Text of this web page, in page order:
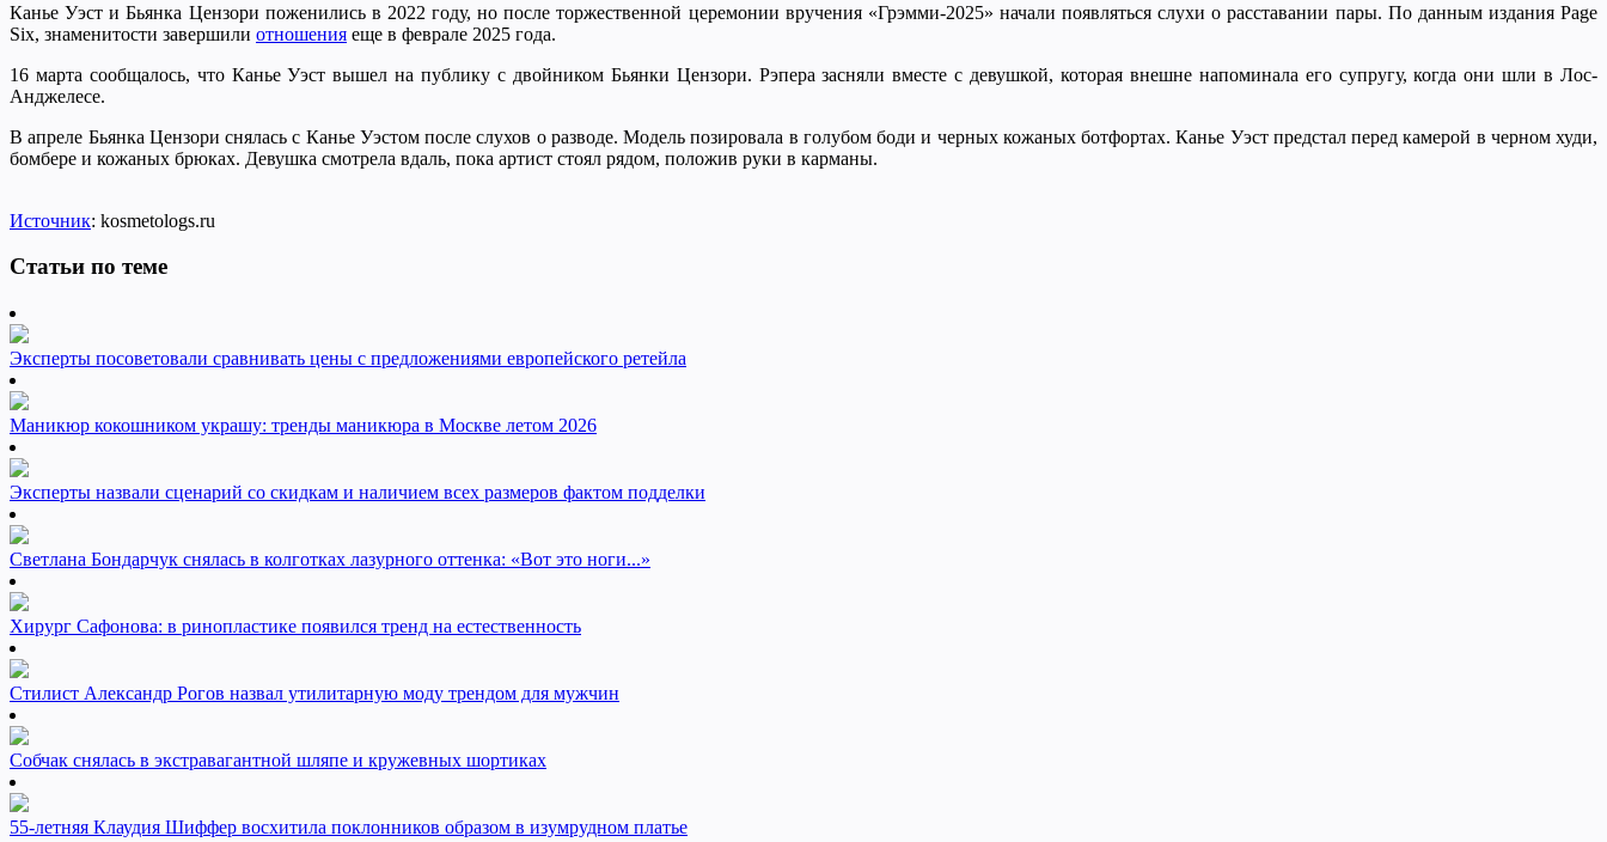
Канье Уэст и Бьянка Цензори поженились в 2022 году, но после торжественной церемонии вручения «Грэмми-2025» начали появляться слухи о расставании пары. По данным издания Page
Six, знаменитости завершили отношения еще в феврале 2025 года.
16 марта сообщалось, что Канье Уэст вышел на публику с двойником Бьянки Цензори. Рэпера засняли вместе с девушкой, которая внешне напоминала его супругу, когда они шли в Лос-
Анджелесе.
В апреле Бьянка Цензори снялась с Канье Уэстом после слухов о разводе. Модель позировала в голубом боди и черных кожаных ботфортах. Канье Уэст предстал перед камерой в черном худи,
бомбере и кожаных брюках. Девушка смотрела вдаль, пока артист стоял рядом, положив руки в карманы.
Источник: kosmetologs.ru
Статьи по теме
Эксперты посоветовали сравнивать цены с предложениями европейского ретейла
Маникюр кокошником украшу: тренды маникюра в Москве летом 2026
Эксперты назвали сценарий со скидкам и наличием всех размеров фактом подделки
Светлана Бондарчук снялась в колготках лазурного оттенка: «Вот это ноги...»
Хирург Сафонова: в ринопластике появился тренд на естественность
Стилист Александр Рогов назвал утилитарную моду трендом для мужчин
Собчак снялась в экстравагантной шляпе и кружевных шортиках
55-летняя Клаудия Шиффер восхитила поклонников образом в изумрудном платье